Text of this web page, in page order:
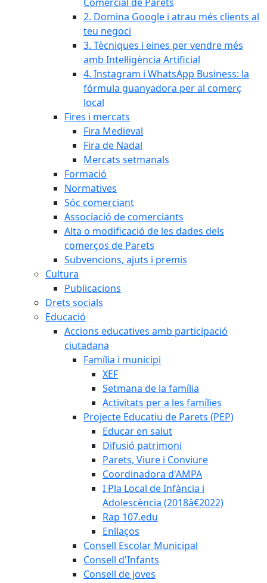
2. Domina Google i atrau més clients al
teu negoci
3. Tècniques i eines per vendre més
amb Intel·ligència Artificial
4. Instagram i WhatsApp Business: la
fórmula guanyadora per al comerç
local
Fires i mercats
Fira Medieval
Fira de Nadal
Mercats setmanals
Formació
Normatives
Sóc comerciant
Associació de comerciants
Alta o modificació de les dades dels
comerços de Parets
Subvencions, ajuts i premis
Cultura
Publicacions
Drets socials
Educació
Accions educatives amb participació
ciutadana
Família i municipi
XEF
Setmana de la família
Activitats per a les famílies
Projecte Educatiu de Parets (PEP)
Educar en salut
Difusió patrimoni
Parets, Viure i Conviure
Coordinadora d'AMPA
I Pla Local de Infància i
Adolescència (2018â€2022)
Rap 107.edu
Enllaços
Consell Escolar Municipal
Consell d'Infants
Consell de joves